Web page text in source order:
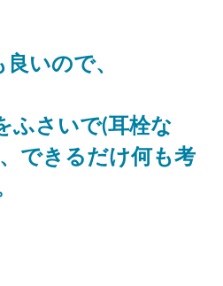
いので、
ふさいで(耳栓な
できるだけ何も考